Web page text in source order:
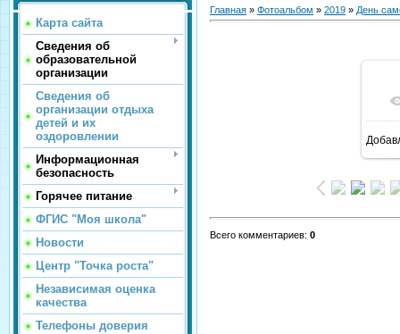
Карта сайта
Сведения об
образовательной
организации
Сведения об
организации отдыха
детей и их
оздоровлении
Информационная
безопасность
Горячее питание
ФГИС "Моя школа"
Новости
Центр "Точка роста"
Независимая оценка
качества
Телефоны доверия
Главная » Фотоальбом » 2019 » День
Всего комментариев: 0